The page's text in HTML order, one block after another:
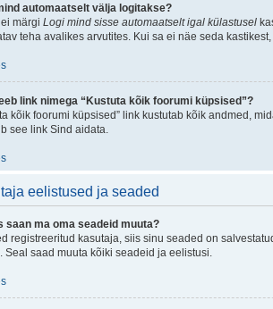
automaatselt välja logitakse?
märgi Logi mind sisse automaatselt igal külastusel
teha avalikes arvutites. Kui sa ei näe seda
link nimega “Kustuta kõik foorumi küpsised”?
kõik foorumi küpsised” link kustutab kõik andmed,
see link Sind aidata.
eelistused ja seaded
saan ma oma seadeid muuta?
registreeritud kasutaja, siis sinu seaded on
Seal saad muuta kõiki seadeid ja eelistusi.